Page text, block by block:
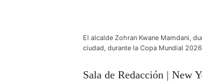
El alcalde Zohran Kwane Mamdani,
ciudad, durante la Copa Mundial
Sala de Redacción | New